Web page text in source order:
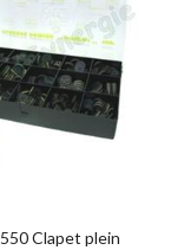
Clapet plein